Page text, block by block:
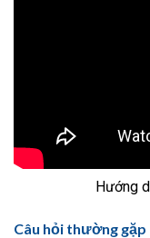
Hướng
Câu hỏi thường gặp